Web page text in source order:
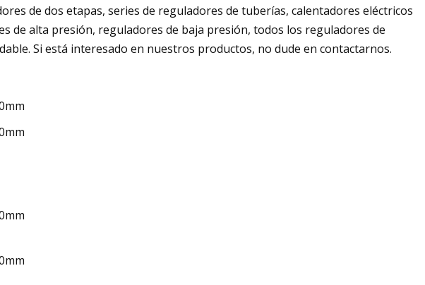
de dos etapas, series de reguladores de tuberías, calentadores eléctricos
de alta presión, reguladores de baja presión, todos los reguladores de
Si está interesado en nuestros productos, no dude en contactarnos.